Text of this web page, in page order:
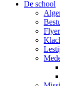
De school